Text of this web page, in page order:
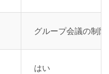
グループ会議の制
はい